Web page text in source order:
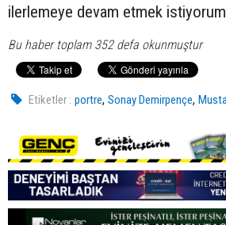
ilerlemeye devam etmek
Bu haber toplam 352 defa okunmuştur
Etiketler : portre,Sonay Demirpençe,